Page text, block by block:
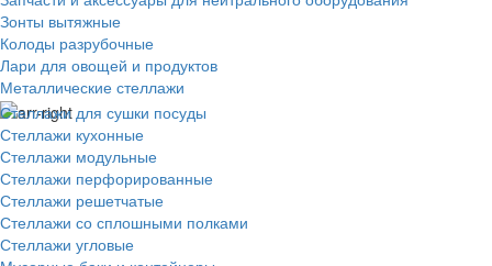
Зонты вытяжные
Колоды разрубочные
Лари для овощей и продуктов
Металлические стеллажи
Стеллажи для сушки посуды
Стеллажи кухонные
Стеллажи модульные
Стеллажи перфорированные
Стеллажи решетчатые
Стеллажи со сплошными полками
Стеллажи угловые